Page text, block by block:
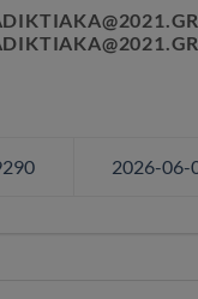
2026-06-